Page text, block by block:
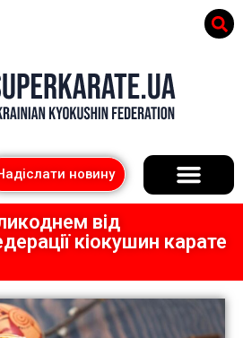
новину
від
кіокушин карате